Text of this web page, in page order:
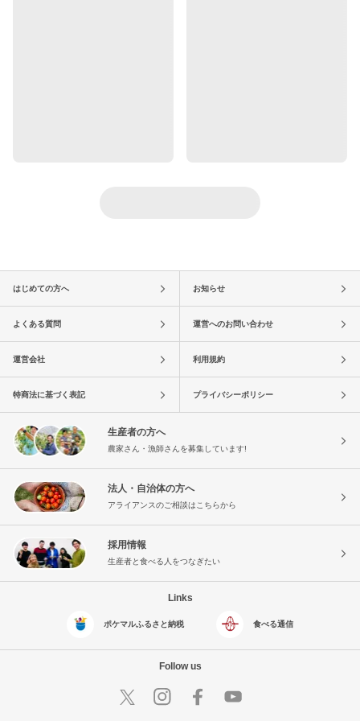
はじめての方へ お知らせ
よくある質問 運営へのお問い合わせ
運営会社 利用規約
特商法に基づく表記 プライバシーポリシー
生産者の方へ
農家さん・漁師さんを募集しています!
法人・自治体の方へ
アライアンスのご相談はこちらから
採用情報
生産者と食べる人をつなぎたい
Links
ポケマルふるさと納税 食べる通信
Follow us